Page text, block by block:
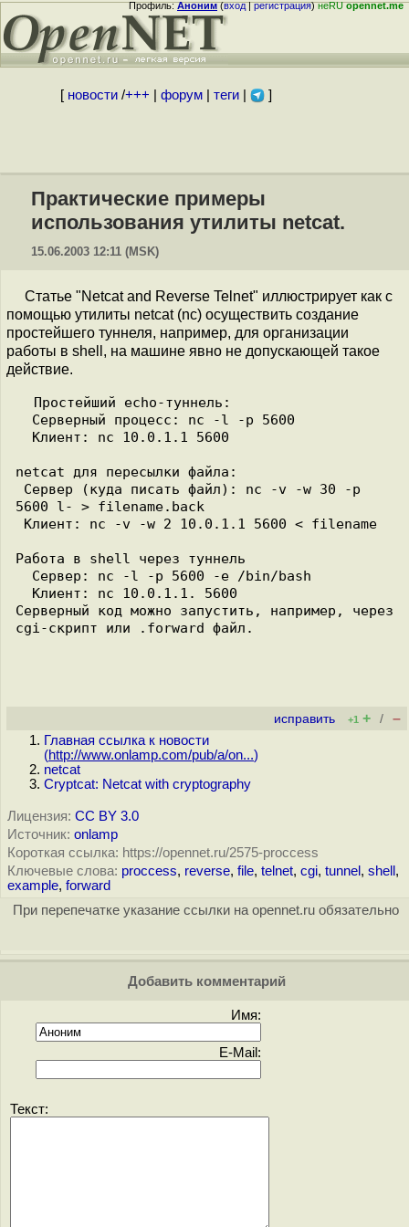
Профиль:Аноним(вход|регистрация)неRUopennet.me
[ новости/+++ форум| теги| ]
Практические примеры
использования утилиты netcat.
15.06.2003 12:11 (MSK)
Статье "Netcat and Reverse Telnet" иллюстрирует как с
помощью утилиты netcat (nc) осуществить создание
простейшего туннеля, например, для организации
работы в shell, на машине явно не допускающей такое
действие.
Простейший echo-туннель:
netcat для пересылки файла:
5600 l- > filename.back
Работа в shell через туннель
Серверный код можно запустить, например, через
cgi-скрипт или .forward файл.
исправить +1 + / –
Главная ссылка к новости
(http://www.onlamp.com/pub/a/on...)
netcat
Cryptcat: Netcat with cryptography
Лицензия: CC BY 3.0
Источник: onlamp
Короткая ссылка: https://opennet.ru/2575-proccess
Ключевые слова: proccess, reverse, file, telnet, cgi, tunnel , shell ,
example, forward
При перепечатке указание ссылки на opennet.ru обязательно
Добавить комментарий
Имя:
E-Mail:
Текст: